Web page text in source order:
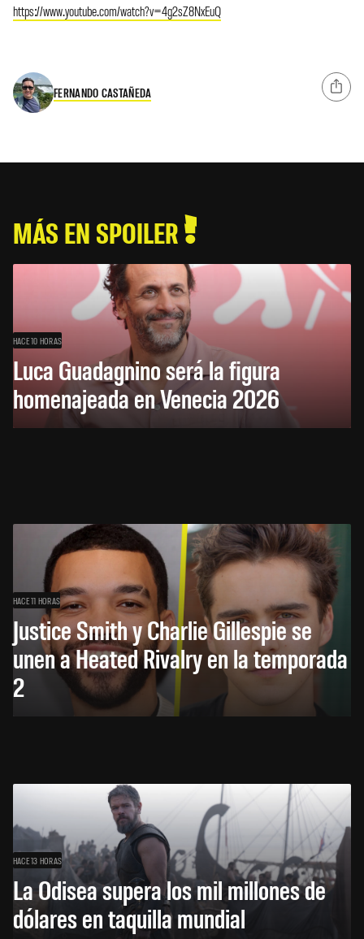
https://www.youtube.com/watch?v=4g2sZ8NxEuQ
FERNANDO CASTAÑEDA
MÁS EN SPOILER
HACE 10 HORAS
Luca Guadagnino será la figura
homenajeada en Venecia 2026
HACE 11 HORAS
Justice Smith y Charlie Gillespie se
unen a Heated Rivalry en la temporada
2
HACE 13 HORAS
La Odisea supera los mil millones de
dólares en taquilla mundial